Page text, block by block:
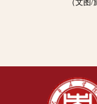
（文图